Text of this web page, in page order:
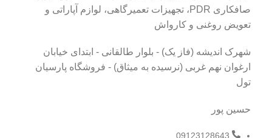
صافکاری PDR، تجهیزات تعمیرگاهی، لوازم آپاراتی و
تعویض روغنی و کارواش
شهرک اندیشه (فاز یک) - بلوار طالقانی - ابتدای خیابان
ارغوان نهم غربی (نرسیده به میثاق) - فروشگاه پارسیان
تول
حسین پور
09123128643